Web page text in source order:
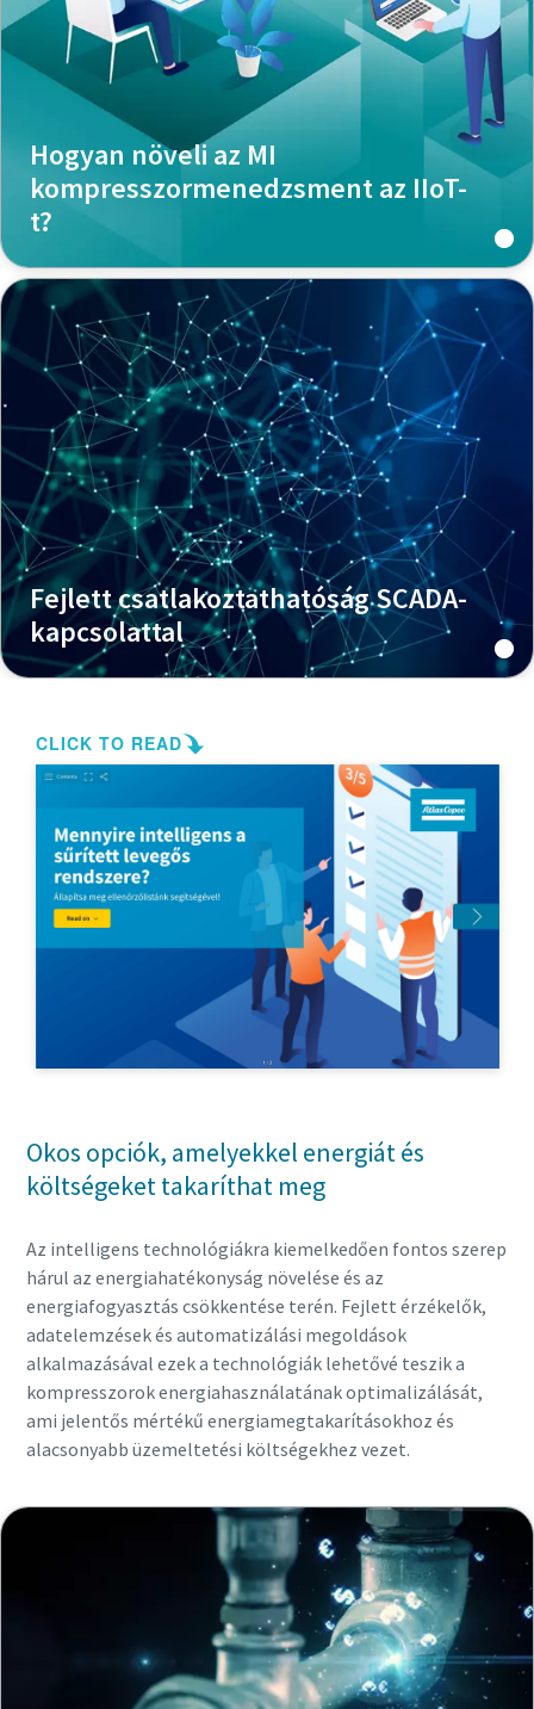
Hogyan növeli az MI
kompresszormenedzsment az IIoT-
t?
Fejlett csatlakoztathatóság SCADA-
kapcsolattal
Okos opciók, amelyekkel energiát és
költségeket takaríthat meg
Az intelligens technológiákra kiemelkedően fontos szerep
hárul az energiahatékonyság növelése és az
energiafogyasztás csökkentése terén. Fejlett érzékelők,
adatelemzések és automatizálási megoldások
alkalmazásával ezek a technológiák lehetővé teszik a
kompresszorok energiahasználatának optimalizálását,
ami jelentős mértékű energiamegtakarításokhoz és
alacsonyabb üzemeltetési költségekhez vezet.